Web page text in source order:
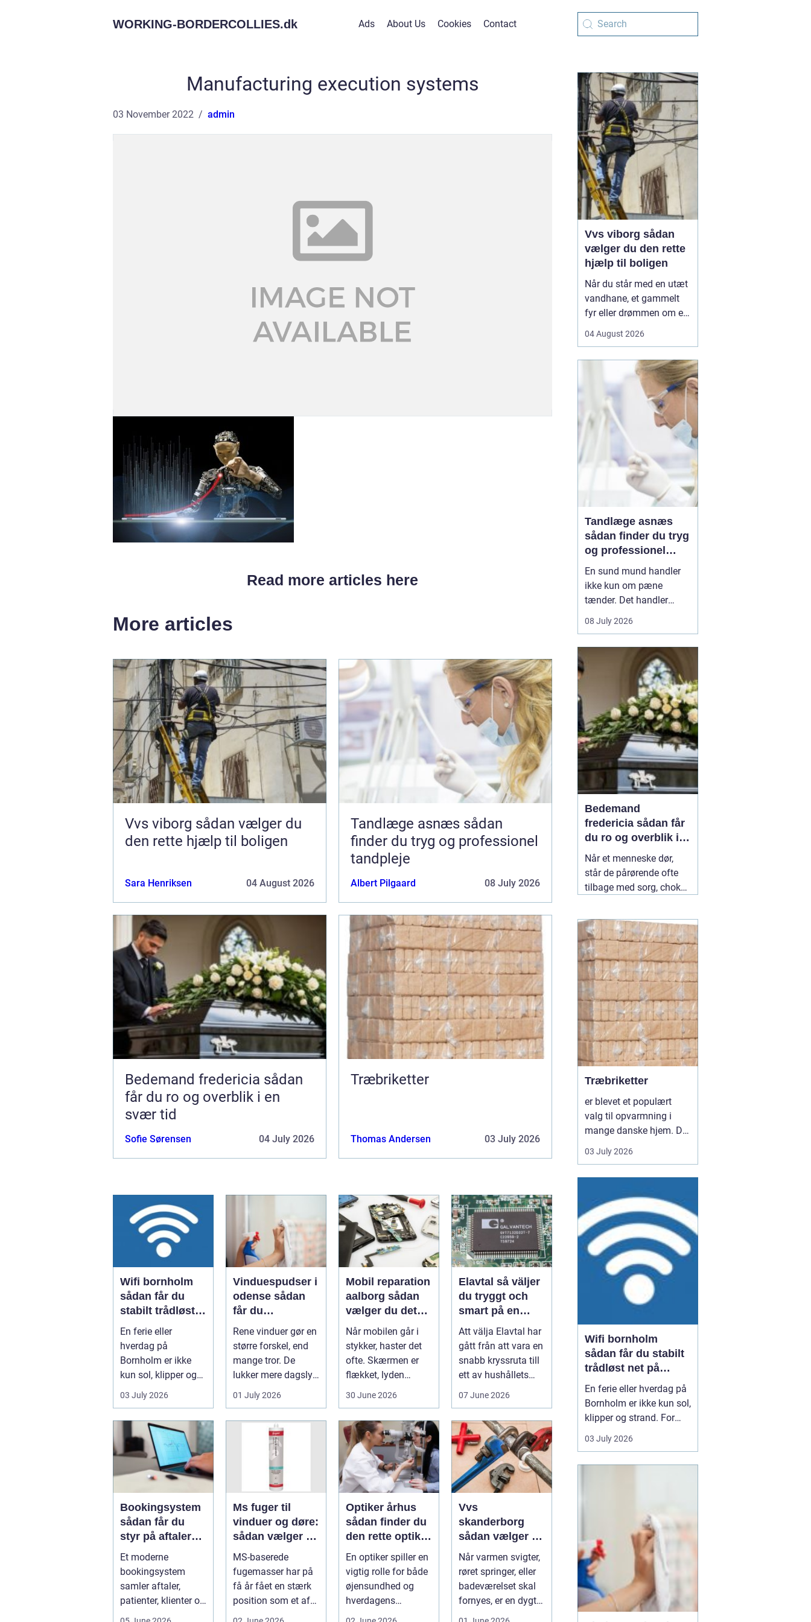
WORKING-BORDERCOLLIES.dk Ads About Us Cookies Contact
Manufacturing execution systems
03 November 2022 admin
Read more articles here
More articles
Vvs viborg sådan vælger du
den rette hjælp til boligen
Sara Henriksen 04 August 2026
Tandlæge asnæs sådan
finder du tryg og professionel
tandpleje
Albert Pilgaard 08 July 2026
Bedemand fredericia sådan
får du ro og overblik i en
svær tid
Sofie Sørensen 04 July 2026
Træbriketter
Thomas Andersen 03 July 2026
Wifi bornholm
sådan får du
stabilt trådløst
net på klippeøen
En ferie eller
hverdag på
Bornholm er ikke
kun sol, klipper og
strand. For mange
er en stabil intern...
03 July 2026
Vinduespudser i
odense sådan
får du
skinnende rene
ruder året rundt
Rene vinduer gør en
større forskel, end
mange tror. De
lukker mere dagslys
ind, får hjem og
erhvervs...
01 July 2026
Mobil reparation
aalborg sådan
vælger du det
rette værksted
Når mobilen går i
stykker, haster det
ofte. Skærmen er
flækket, lyden
30 June 2026
Elavtal så väljer
du tryggt och
smart på en
rörlig elmarknad
Att välja Elavtal har
gått från att vara en
snabb kryssruta till
ett av hushållets
07 June 2026
Bookingsystem
sådan får du
styr på aftaler
og
arbejdsgange
Et moderne
bookingsystem
samler aftaler,
patienter, klienter og
Ms fuger til
vinduer og døre:
sådan vælger og
bruger du dem
rigtigt
MS-baserede
fugemasser har på
få år fået en stærk
position som et af
Optiker århus
sådan finder du
den rette optiker
i byen
En optiker spiller en
vigtig rolle for både
øjensundhed og
hverdagens
Vvs
skanderborg
sådan vælger du
den rigtige
installatør
Når varmen svigter,
røret springer, eller
badeværelset skal
fornyes, er en dygtig
Vvs viborg sådan
vælger du den rette
hjælp til boligen
Når du står med en utæt
vandhane, et gammelt
fyr eller drømmen om et
dygtig VVSer være
løsning og en dyr
langtidsskade. I Viborg
og omegn findes der
mange fagfolk, men
hvordan sikrer du dig, at
04 August 2026
Tandlæge asnæs
sådan finder du tryg
og professionel
tandpleje
En sund mund handler
ikke kun om pæne
tænder. Det handler
også om at kunne spise
uden smerter, tale frit og
bekymret. For mange i
og omkring Asnæs kan
det dog være en
udfordring at finde den
rette tandlæge, især hvis
man har haft d...
08 July 2026
Bedemand
fredericia sådan får
du ro og overblik i
en svær tid
Når et menneske dør,
står de pårørende ofte
tilbage med sorg, chok
Hvad skal gøres først?
Hvem kontakter man?
Hvordan skaber man en
afsked, som føles rigtig?
Her spiller en lokal 04
July 2026
Træbriketter
er blevet et populært
valg til opvarmning i
mange danske hjem. De
er nemme at håndtere,
giver en høj varme og
almindeligt brænde.
Samtidig kan de udnytte
resttræ fra træindustrien,
som ellers ville gå til
spil...
03 July 2026
Wifi bornholm
sådan får du stabilt
trådløst net på
klippeøen
En ferie eller hverdag på
Bornholm er ikke kun sol,
klipper og strand. For
mange er en stabil
internetforbindelse
sommerhuset eller driver
en mindre virksomhed...
03 July 2026